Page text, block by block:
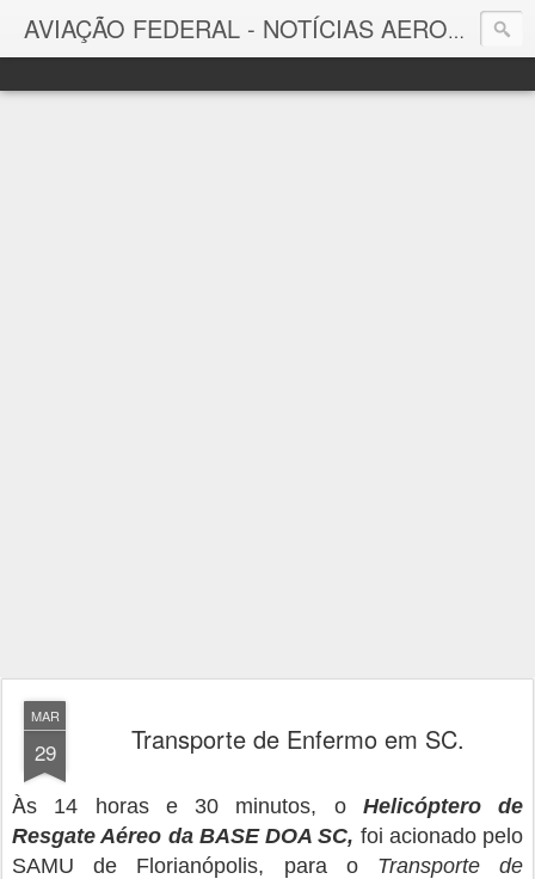
AVIAÇÃO FEDERAL - NOTÍCIAS AERONÁUTICAS & TECNOLOGIAS
Aviação Federal
MAR
29 Transporte de Enfermo em SC.
Às 14 horas e 30 minutos, oHelicóptero de
Resgate Aéreo da BASE DOA SC, foi acionado pelo
SAMU de Florianópolis, para o Transporte de